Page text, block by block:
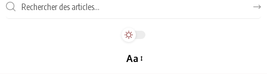
Aa